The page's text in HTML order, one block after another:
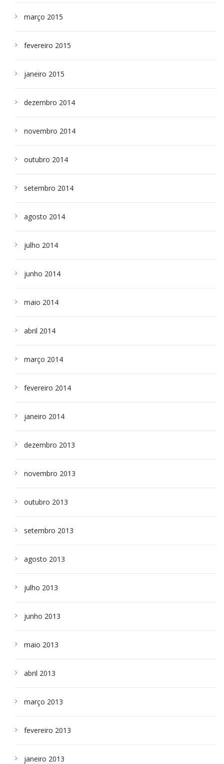
março 2015
fevereiro 2015
janeiro 2015
dezembro 2014
novembro 2014
outubro 2014
setembro 2014
agosto 2014
julho 2014
junho 2014
maio 2014
abril 2014
março 2014
fevereiro 2014
janeiro 2014
dezembro 2013
novembro 2013
outubro 2013
setembro 2013
agosto 2013
julho 2013
junho 2013
maio 2013
abril 2013
março 2013
fevereiro 2013
janeiro 2013